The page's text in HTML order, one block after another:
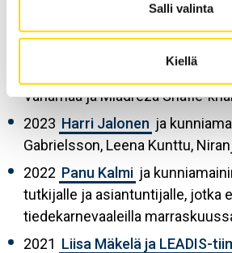
Salli valinta
Kiellä
Vähämaa ja Miadreza Shafie-
2023 Harri Jalonen ja
Gabrielsson, Leena Kunttu,
2022 Panu Kalmi ja
tutkijalle ja asiantuntijalle, jotka
tiedekarnevaaleilla
2021 Liisa Mäkelä ja LEADIS-